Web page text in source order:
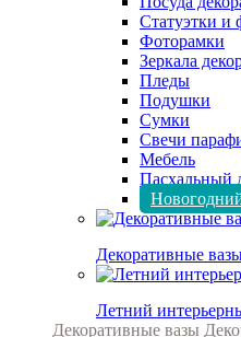
Статуэтки и
Фоторамки
Зеркала
Пледы
Подушки
Сумки
Свечи
Мебель
Пасхальный
Декоративные
Летний
Декоративные вазы